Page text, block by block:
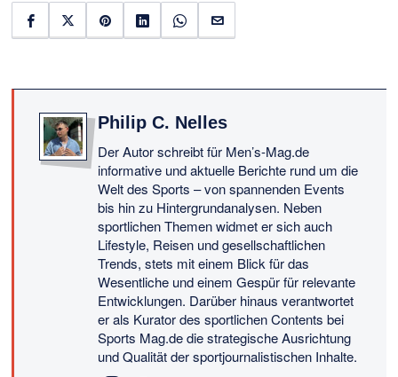
Philip C. Nelles
Der Autor schreibt für Men’s-Mag.de
informative und aktuelle Berichte rund um die
Welt des Sports – von spannenden Events
bis hin zu Hintergrundanalysen. Neben
sportlichen Themen widmet er sich auch
Lifestyle, Reisen und gesellschaftlichen
Trends, stets mit einem Blick für das
Wesentliche und einem Gespür für relevante
Entwicklungen. Darüber hinaus verantwortet
er als Kurator des sportlichen Contents bei
Sports Mag.de die strategische Ausrichtung
und Qualität der sportjournalistischen Inhalte.